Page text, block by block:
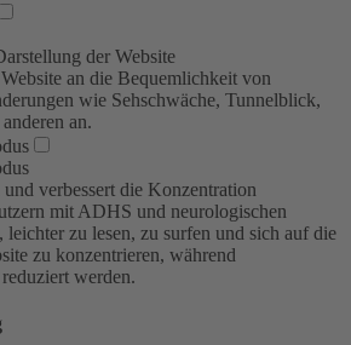
der Website
an die Bequemlichkeit von
wie Sehschwäche, Tunnelblick,
an.
verbessert die Konzentration
mit ADHS und neurologischen
zu lesen, zu surfen und sich auf die
zu konzentrieren, während
werden.